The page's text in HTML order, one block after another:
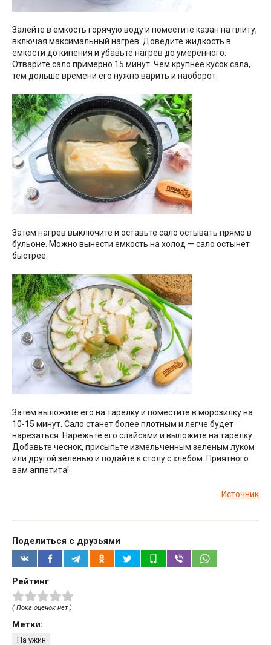
Залейте в емкость горячую воду и поместите казан на плиту,
включая максимальный нагрев. Доведите жидкость в
емкости до кипения и убавьте нагрев до умеренного.
Отварите сало примерно 15 минут. Чем крупнее кусок сала,
тем дольше времени его нужно варить и наоборот.
Затем нагрев выключите и оставьте сало остывать прямо в
бульоне. Можно вынести емкость на холод — сало остынет
быстрее.
Затем выложите его на тарелку и поместите в морозилку на
10-15 минут. Сало станет более плотным и легче будет
нарезаться. Нарежьте его слайсами и выложите на тарелку.
Добавьте чеснок, присыпьте измельченным зеленым луком
или другой зеленью и подайте к столу с хлебом. Приятного
вам аппетита!
Источник
Поделиться с друзьями
Рейтинг
( Пока оценок нет )
Метки:
На ужин